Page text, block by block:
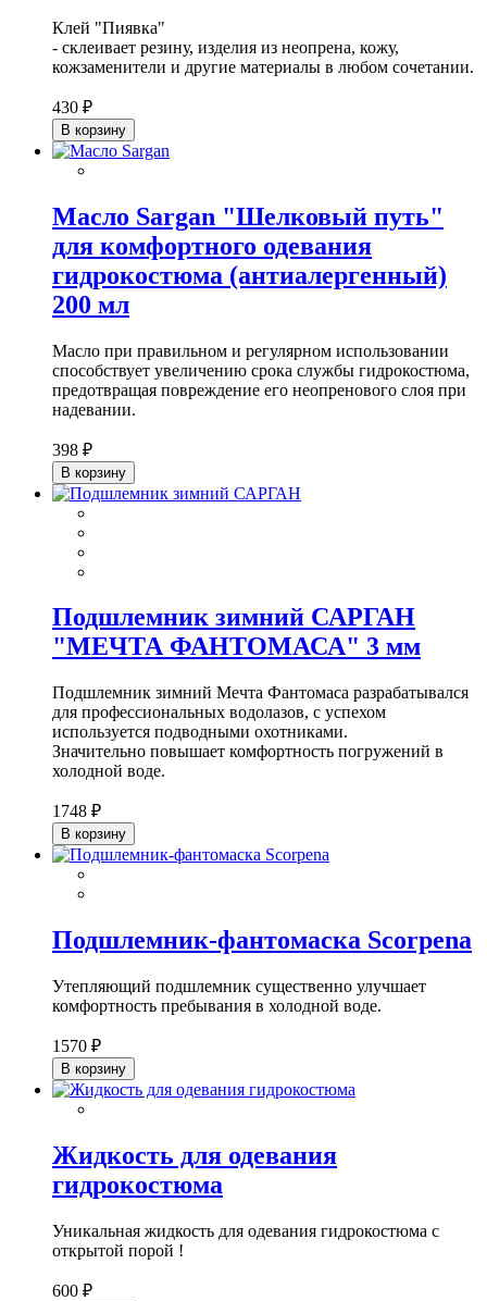
Клей "Пиявка"
- склеивает резину, изделия из неопрена, кожу,
кожзаменители и другие материалы в любом сочетании.
430 ₽
В корзину
Масло Sargan "Шелковый путь"
для комфортного одевания
гидрокостюма (антиалергенный)
200 мл
Масло при правильном и регулярном использовании
способствует увеличению срока службы гидрокостюма,
предотвращая повреждение его неопренового слоя при
надевании.
398 ₽
В корзину
Подшлемник зимний САРГАН
"МЕЧТА ФАНТОМАСА" 3 мм
Подшлемник зимний Мечта Фантомаса разрабатывался
для профессиональных водолазов, с успехом
используется подводными охотниками.
Значительно повышает комфортность погружений в
холодной воде.
1748 ₽
В корзину
Подшлемник-фантомаска Scorpena
Утепляющий подшлемник существенно улучшает
комфортность пребывания в холодной воде.
1570 ₽
В корзину
Жидкость для одевания
гидрокостюма
Уникальная жидкость для одевания гидрокостюма с
открытой порой !
600 ₽